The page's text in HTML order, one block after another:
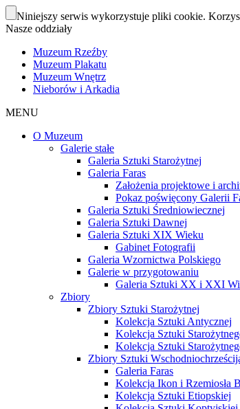
Niniejszy serwis wykorzystuje pliki cookie.
Nasze oddziały
Muzeum Rzeźby
Muzeum Plakatu
Muzeum Wnętrz
Nieborów i Arkadia
MENU
O Muzeum
Galerie stałe
Galeria Sztuki Starożytnej
Galeria Faras
Założenia projektowe i
Pokaz poświęcony Galerii
Galeria Sztuki Średniowiecznej
Galeria Sztuki Dawnej
Galeria Sztuki XIX Wieku
Gabinet Fotografii
Galeria Wzornictwa Polskiego
Galerie w przygotowaniu
Galeria Sztuki XX i XXI
Zbiory
Zbiory Sztuki Starożytnej
Kolekcja Sztuki Antycznej
Kolekcja Sztuki
Kolekcja Sztuki
Zbiory Sztuki
Galeria Faras
Kolekcja Ikon i Rzemiosła
Kolekcja Sztuki Etiopskiej